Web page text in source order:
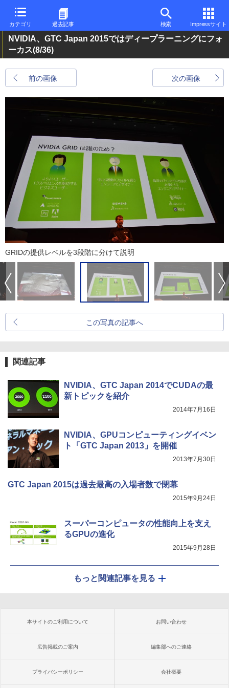
カテゴリ 過去記事 検索 Impressサイト
NVIDIA、GTC Japan 2015ではディープラーニングにフォ
ーカス(8/36)
前の画像 次の画像
GRIDの提供レベルを3段階に分けて説明
この写真の記事へ
関連記事
NVIDIA、GTC Japan 2014でCUDAの最
新トピックを紹介
2014年7月16日
NVIDIA、GPUコンピューティングイベン
ト「GTC Japan 2013」を開催
2013年7月30日
GTC Japan 2015は過去最高の入場者数で閉幕
2015年9月24日
スーパーコンピュータの性能向上を支え
るGPUの進化
2015年9月28日
もっと関連記事を見る
本サイトのご利用について お問い合わせ
広告掲載のご案内 編集部へのご連絡
プライバシーポリシー 会社概要